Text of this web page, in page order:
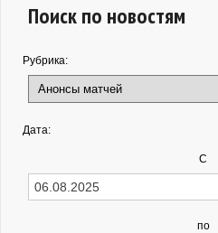
Поиск по новостям
Рубрика:
Дата:
С
по